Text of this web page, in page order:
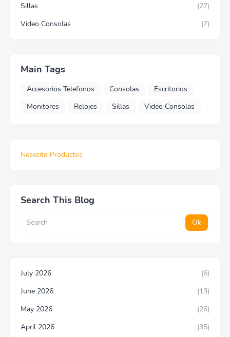
Sillas
(27)
Video Consolas
(7)
Main Tags
Accesorios Telefonos Consolas
Escritorios
Monitores
Relojes Sillas Video Consolas
Nesecito Productos
Search This Blog
July 2026
(6)
June 2026
(13)
May 2026
(26)
April 2026
(35)